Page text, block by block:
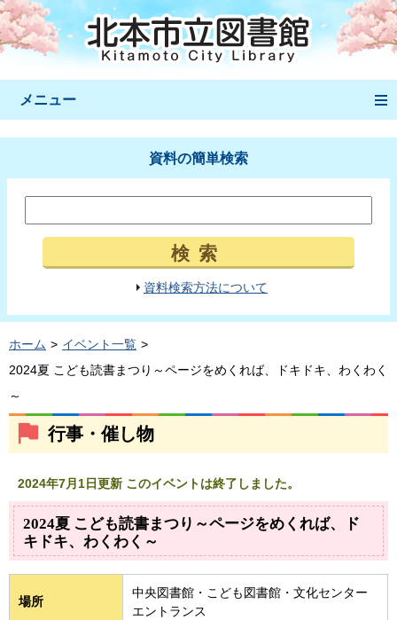
メニュー
資料の簡単検索
検索
資料検索方法について
ホーム
イベント一覧
2024夏 こども読書まつり～ページをめくれば、ドキドキ、わくわく
～
行事・催し物
2024年7月1日更新 このイベントは終了しました。
2024夏 こども読書まつり～ページをめくれば、ド
キドキ、わくわく～
場所
中央図書館・こども図書館・文化センター
エントランス